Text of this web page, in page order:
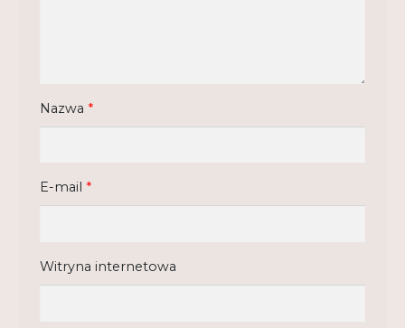
Nazwa *
E-mail *
Witryna internetowa